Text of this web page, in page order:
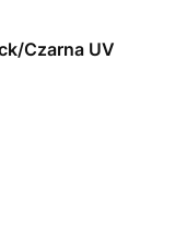
Czarna UV